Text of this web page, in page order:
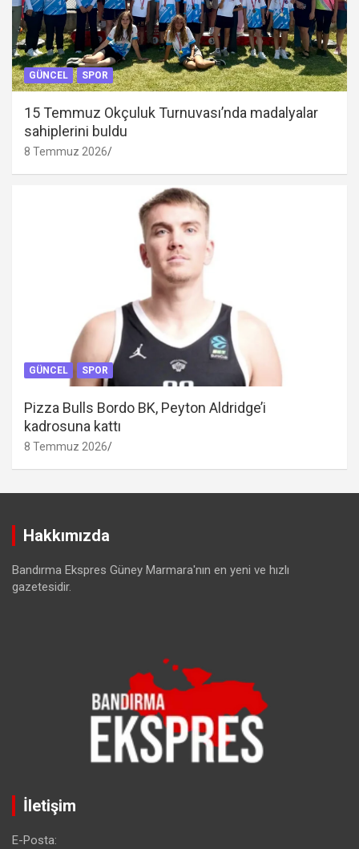
GÜNCEL SPOR
15 Temmuz Okçuluk Turnuvası’nda madalyalar
sahiplerini buldu
8 Temmuz 2026
GÜNCEL SPOR
Pizza Bulls Bordo BK, Peyton Aldridge’i
kadrosuna kattı
8 Temmuz 2026
Hakkımızda
Bandırma Ekspres Güney Marmara'nın en yeni ve hızlı
gazetesidir.
İletişim
E-Posta: